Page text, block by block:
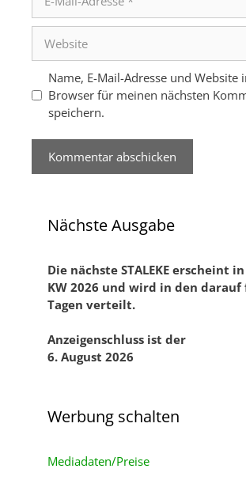
Mail-
Adresse
Name, E-Mail-Adresse und Website
Browser für meinen nächsten
speichern.
Nächste Ausgabe
Die nächste STALEKE erscheint
KW 2026 und wird in den darauf
Tagen verteilt.
Anzeigenschluss ist der
6. August 2026
Werbung schalten
Mediadaten/Preise